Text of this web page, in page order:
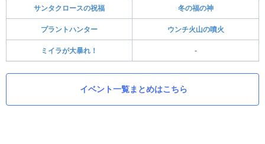
サンタクロースの祝福 冬の福の神
プラントハンター ウンチ火山の噴火
ミイラが大暴れ！ -
イベント一覧まとめはこちら